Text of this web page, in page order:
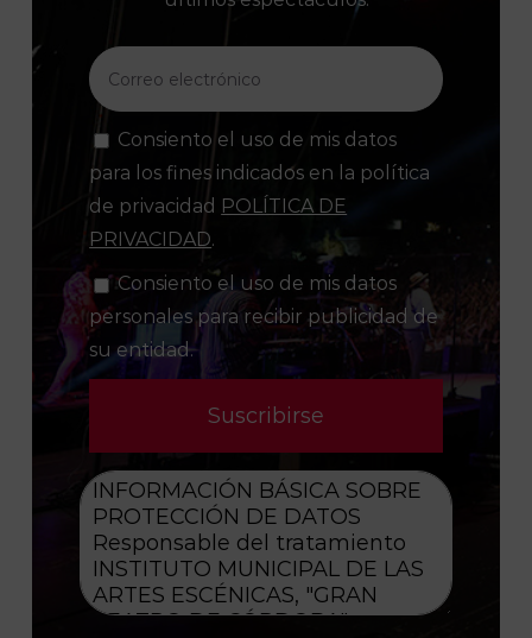
Consiento el uso de mis datos
para los fines indicados en la política
de privacidad POLÍTICA DE
PRIVACIDAD.
Consiento el uso de mis datos
personales para recibir publicidad de
su entidad.